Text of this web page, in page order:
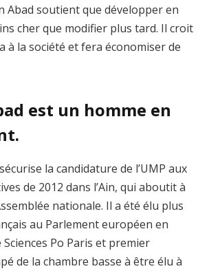
Abad soutient que développer en
cher que modifier plus tard. Il croit
à la société et fera économiser de
est un homme en
la candidature de l’UMP aux
de 2012 dans l’Ain, qui aboutit à
nationale. Il a été élu plus
au Parlement européen en
Sciences Po Paris et premier
de la chambre basse à être élu à